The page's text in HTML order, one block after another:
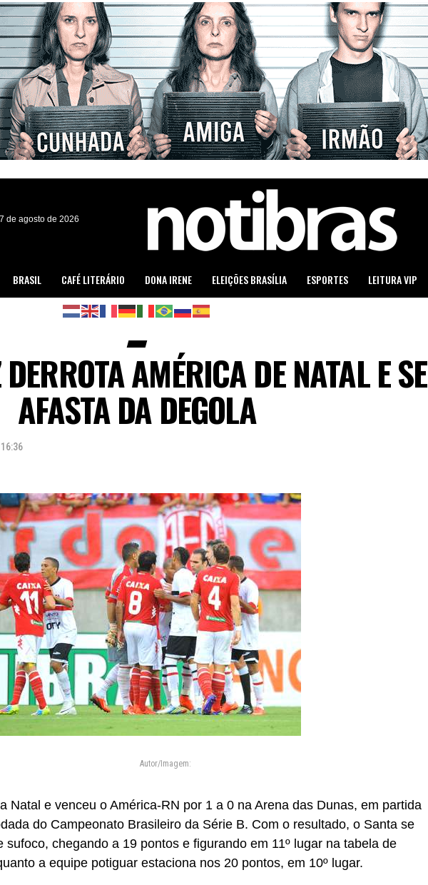
de agosto de 2026
BRASIL CAFÉ LITERÁRIO DONA IRENE ELEIÇÕES BRASÍLIA ESPORTES LEITURA VIP
AMÉRICA DE NATAL E SE
AFASTA DA DEGOLA
Autor/Imagem:
Natal e venceu o América-RN por 1 a 0 na Arena das Dunas, em partida
do Campeonato Brasileiro da Série B. Com o resultado, o Santa se
sufoco, chegando a 19 pontos e figurando em 11º lugar na tabela de
a equipe potiguar estaciona nos 20 pontos, em 10º lugar.